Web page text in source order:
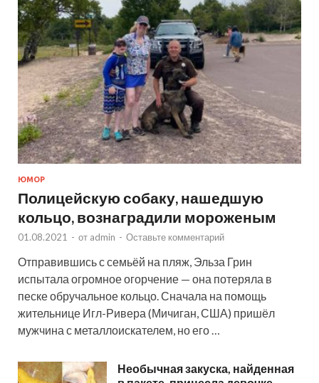
ЮМОР
Полицейскую собаку, нашедшую
кольцо, вознаградили мороженым
01.08.2021 - от admin - Оставьте комментарий
Отправившись с семьёй на пляж, Эльза Грин
испытала огромное огорчение — она потеряла в
песке обручальное кольцо. Сначала на помощь
жительнице Игл-Ривера (Мичиган, США) пришёл
мужчина с металлоискателем, но его …
Необычная закуска, найденная